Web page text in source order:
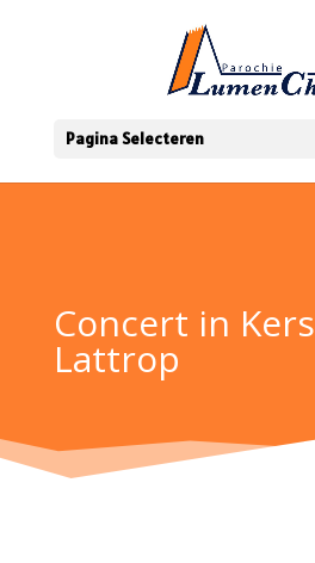
Pagina Selecteren
Concert in
Lattrop